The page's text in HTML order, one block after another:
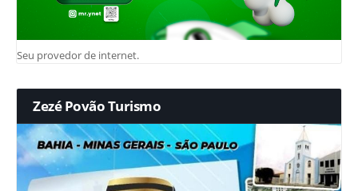
Seu provedor de internet.
Zezé Povão Turismo